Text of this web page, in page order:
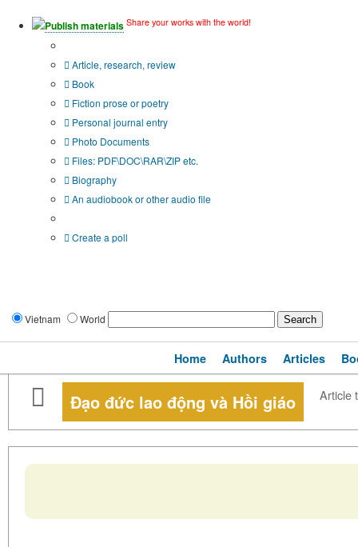
Publish materials Share your works with the world!
Article, research, review
Book
Fiction prose or poetry
Personal journal entry
Photo Documents
Files: PDF\DOC\RAR\ZIP etc.
Biography
An audiobook or other audio file
Create a poll
Vietnam World
Home Authors Articles
Đạo đức lao động và Hồi giáo Article